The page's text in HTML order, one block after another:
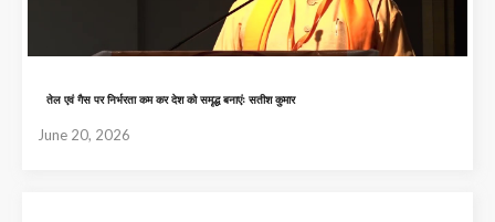
तेल एवं गैस पर निर्भरता कम कर देश को समृद्ध बनाएंः सतीश कुमार
June 20, 2026